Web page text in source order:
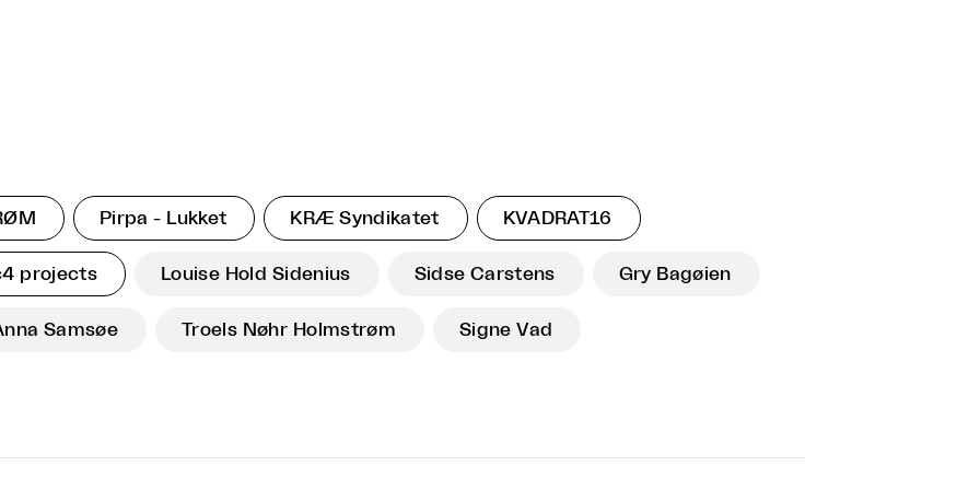
Pirpa - Lukket KRÆ Syndikatet KVADRAT16
projects Louise Hold Sidenius Sidse Carstens Gry Bagøien
Samsøe Troels Nøhr Holmstrøm Signe Vad